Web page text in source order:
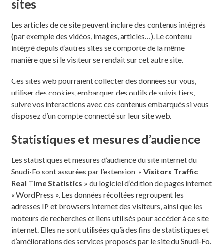
sites
Les articles de ce site peuvent inclure des contenus intégrés
(par exemple des vidéos, images, articles…). Le contenu
intégré depuis d’autres sites se comporte de la même
manière que si le visiteur se rendait sur cet autre site.
Ces sites web pourraient collecter des données sur vous,
utiliser des cookies, embarquer des outils de suivis tiers,
suivre vos interactions avec ces contenus embarqués si vous
disposez d’un compte connecté sur leur site web.
Statistiques et mesures d’audience
Les statistiques et mesures d’audience du site internet du
Snudi-Fo sont assurées par l’extension » Visitors Traffic
Real Time Statistics » du logiciel d’édition de pages internet
« WordPress ». Les données récoltées regroupent les
adresses IP et browsers internet des visiteurs, ainsi que les
moteurs de recherches et liens utilisés pour accéder à ce site
internet. Elles ne sont utilisées qu’à des fins de statistiques et
d’améliorations des services proposés par le site du Snudi-Fo.